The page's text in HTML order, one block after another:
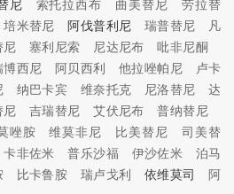
尼 索托拉西布 曲美替尼
劳拉替
培米替尼 阿伐普利尼 瑞普替尼
凡
尼 塞利尼索 尼达尼布
吡非尼酮
博西尼 阿贝西利 他拉唑帕尼
卢卡
纳巴卡宾 维奈托克 尼洛替尼
达
尼 吉瑞替尼 艾伏尼布
普纳替尼
唑胺 维莫非尼 比美替尼
司美替
卡非佐米 普乐沙福 伊沙佐米
泊马
比卡鲁胺 瑞卢戈利 依维莫司
阿